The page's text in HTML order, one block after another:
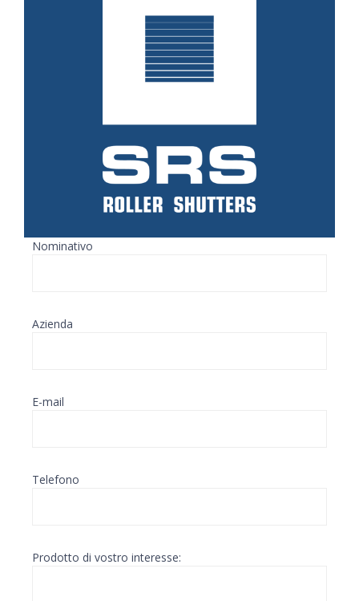
Nominativo
Azienda
E-mail
Telefono
Prodotto di vostro interesse: